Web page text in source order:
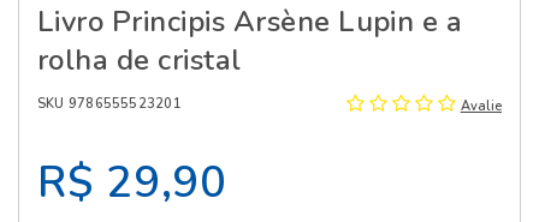
Livro Principis Arsène Lupin e a
rolha de cristal
SKU 9786555523201 Avalie
R$ 29,90